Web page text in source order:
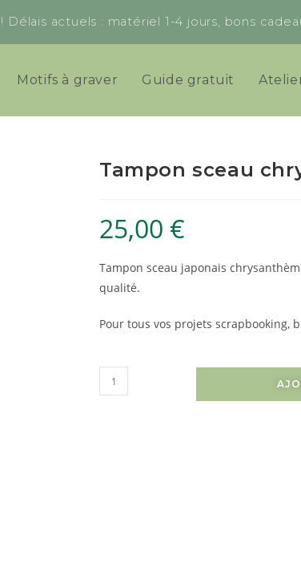
actuels : matériel 1-4 jours, bons
Motifs à graver Guide gratuit
Tampon sceau
25,00 €
Tampon sceau japonais
qualité.
Pour tous vos projets scrapbooking,